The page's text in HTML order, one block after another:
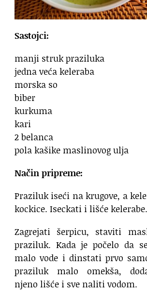
Sastojci:
manji struk praziluka
jedna veća keleraba
morska so
biber
kurkuma
kari
2 belanca
pola kašike maslinovog ulja
Način pripreme:
Praziluk iseći na krugove, a
kockice. Iseckati i lišće kelerabe.
Zagrejati šerpicu, staviti
praziluk. Kada je počelo da
malo vode i dinstati prvo
praziluk malo omekša,
njeno lišće i sve naliti vodom.